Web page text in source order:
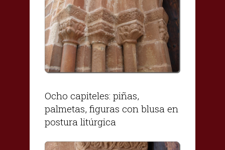
Ocho capiteles: piñas,
palmetas, figuras con blusa en
postura litúrgica